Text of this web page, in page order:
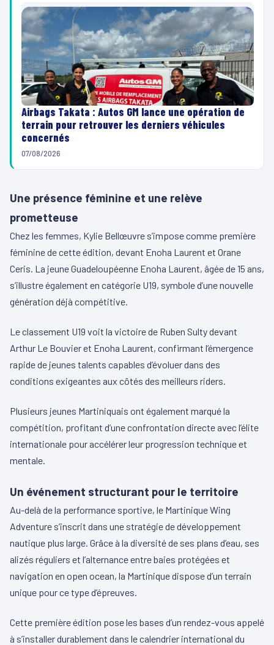
Airbags Takata : Autos GM lance une opération de
terrain pour retrouver les derniers véhicules
concernés
07/08/2026
Une présence féminine et une relève
prometteuse
Chez les femmes, Kylie Bellœuvre s’impose comme première
féminine de cette édition, devant Enoha Laurent et Orane
Ceris. La jeune Guadeloupéenne Enoha Laurent, âgée de 15 ans,
s’illustre également en catégorie U19, symbole d’une nouvelle
génération déjà compétitive.
Le classement U19 voit la victoire de Ruben Sulty devant
Arthur Le Bouvier et Enoha Laurent, confirmant l’émergence
rapide de jeunes talents capables d’évoluer dans des
conditions exigeantes aux côtés des meilleurs riders.
Plusieurs jeunes Martiniquais ont également marqué la
compétition, profitant d’une confrontation directe avec l’élite
internationale pour accélérer leur progression technique et
mentale.
Un événement structurant pour le territoire
Au-delà de la performance sportive, le Martinique Wing
Adventure s’inscrit dans une stratégie de développement
nautique plus large. Grâce à la diversité de ses plans d’eau, ses
alizés réguliers et l’alternance entre baies protégées et
navigation en open ocean, la Martinique dispose d’un terrain
unique pour ce type d’épreuves.
Cette première édition pose les bases d’un rendez-vous appelé
à s’installer durablement dans le calendrier international du